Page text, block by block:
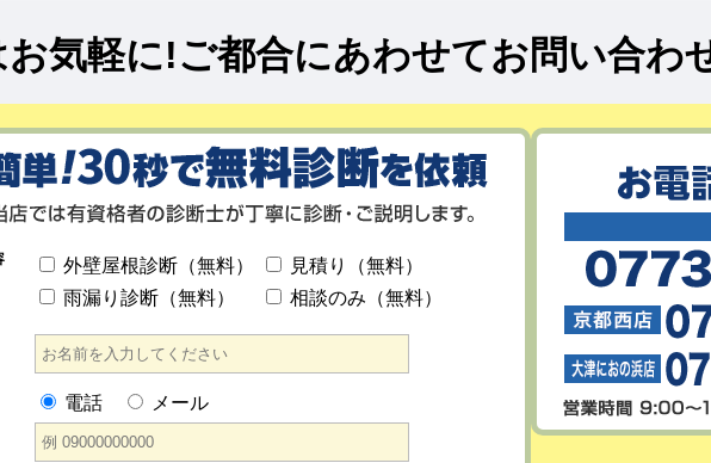
気軽に!ご都合にあわせてお問い合わ
外壁屋根診断（無料）
見積り（無料）
雨漏り診断（無料）
相談のみ（無料）
電話 メール